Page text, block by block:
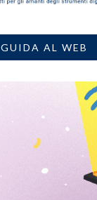
GUIDA AL WEB